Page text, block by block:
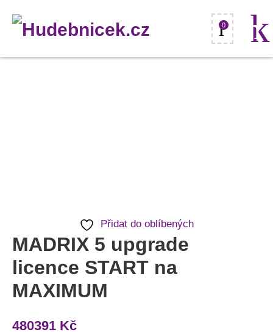
0
Přidat do oblíbených
MADRIX 5 upgrade
licence START na
MAXIMUM
480391 Kč